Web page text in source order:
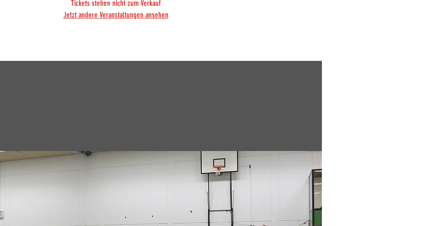
Tickets stehen nicht zum Verkauf
Jetzt andere Veranstaltungen ansehen